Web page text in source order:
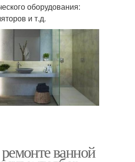
оборудования:
и т.д.
ванной